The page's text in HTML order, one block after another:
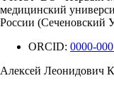
медицинский
России (Сеченовский
ORCID: 0000-
Алексей Леонидович